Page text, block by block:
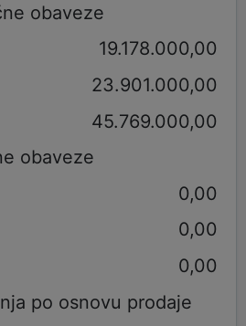
obaveze
19.178.000,00
23.901.000,00
45.769.000,00
obaveze
0,00
0,00
0,00
po osnovu prodaje